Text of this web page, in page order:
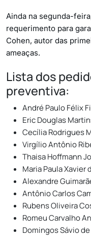
Ainda na segunda-
requerimento para
Cohen, autor das
ameaças.
Lista dos
preventiva:
André Paulo Félix
Eric Douglas
Cecília Rodrigues
Virgílio Antônio
Thaisa Hoffmann
Maria Paula Xavier
Alexandre
Antônio Carlos
Rubens Oliveira
Romeu Carvalho
Domingos Sávio